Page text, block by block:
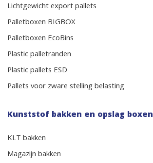
Lichtgewicht export pallets
Palletboxen BIGBOX
Palletboxen EcoBins
Plastic palletranden
Plastic pallets ESD
Pallets voor zware stelling belasting
Kunststof bakken en opslag boxen
KLT bakken
Magazijn bakken